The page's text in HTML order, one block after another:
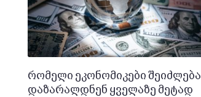
რომელი ეკონომიკები შეიძლება
დაზარალდნენ ყველაზე მეტად